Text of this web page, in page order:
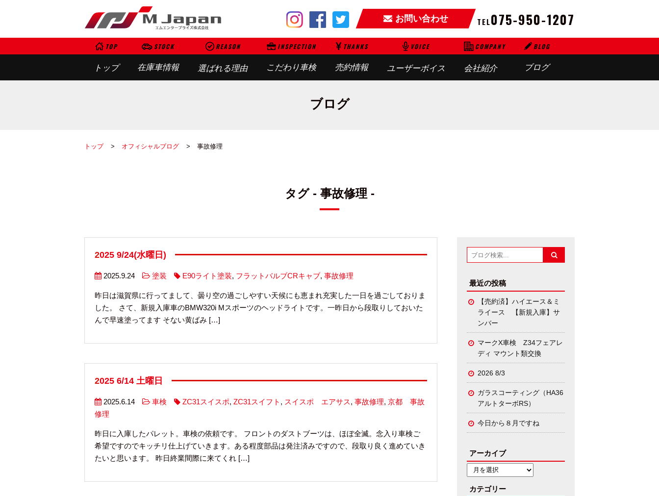
お問い合わせ TEL075-950-1207
TOP
トップ
STOCK
在庫車情報
REASON
選ばれる理由
INSPECTION
こだわり車検
THANKS
売約情報
VOICE
ユーザーボイス
COMPANY
会社紹介
BLOG
ブログ
ブログ
トップ オフィシャルブログ 事故修理
タグ - 事故修理 -
2025 9/24(水曜日)
2025.9.24 塗装 E90ライト塗装, フラットバルブCRキャブ, 事故修理
昨日は滋賀県に行ってまして、曇り空の過ごしやすい天候にも恵まれ充実した一日を過ごしておりま
した。 さて、新規入庫車のBMW320i Mスポーツのヘッドライトです。一昨日から段取りしておいた
んで早速塗ってます そない黄ばみ […]
2025 6/14 土曜日
2025.6.14 車検 ZC31スイスポ, ZC31スイフト , スイスポ エアサス, 事故修理, 京都 事故
修理
昨日に入庫したパレット。車検の依頼です。 フロントのダストブーツは、ほぼ全滅。念入り車検ご
希望ですのでキッチリ仕上げていきます。ある程度部品は発注済みですので、段取り良く進めていき
たいと思います。 昨日終業間際に来てくれ […]
最近の投稿
【売約済】ハイエース＆ミ
ライース 【新規入庫】サ
ンバー
マークX車検 Z34フェアレ
ディ マウント類交換
2026 8/3
ガラスコーティング（HA36
アルトターボRS）
今日から８月ですね
アーカイブ
カテゴリー